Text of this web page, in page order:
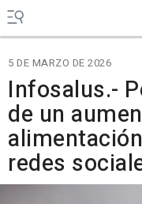
5 DE MARZO DE 2026
Infosalus.-
de un
redes